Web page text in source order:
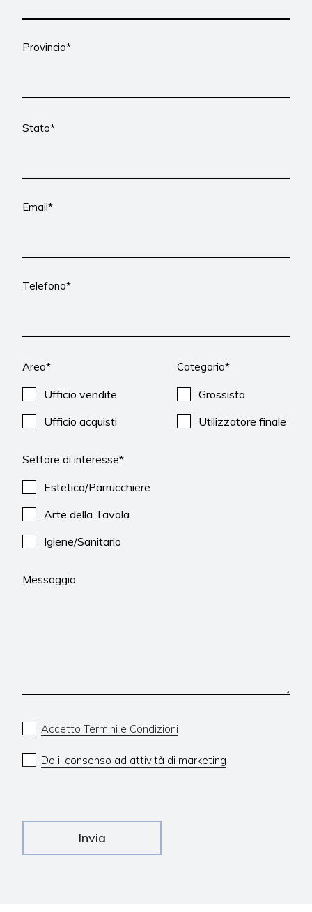
Provincia*
Stato*
Email*
Telefono*
Area*
Ufficio vendite
Ufficio acquisti
Categoria*
Grossista
Utilizzatore finale
Settore di interesse*
Estetica/Parrucchiere
Arte della Tavola
Igiene/Sanitario
Messaggio
Accetto Termini e Condizioni
Do il consenso ad attività di marketing
Invia